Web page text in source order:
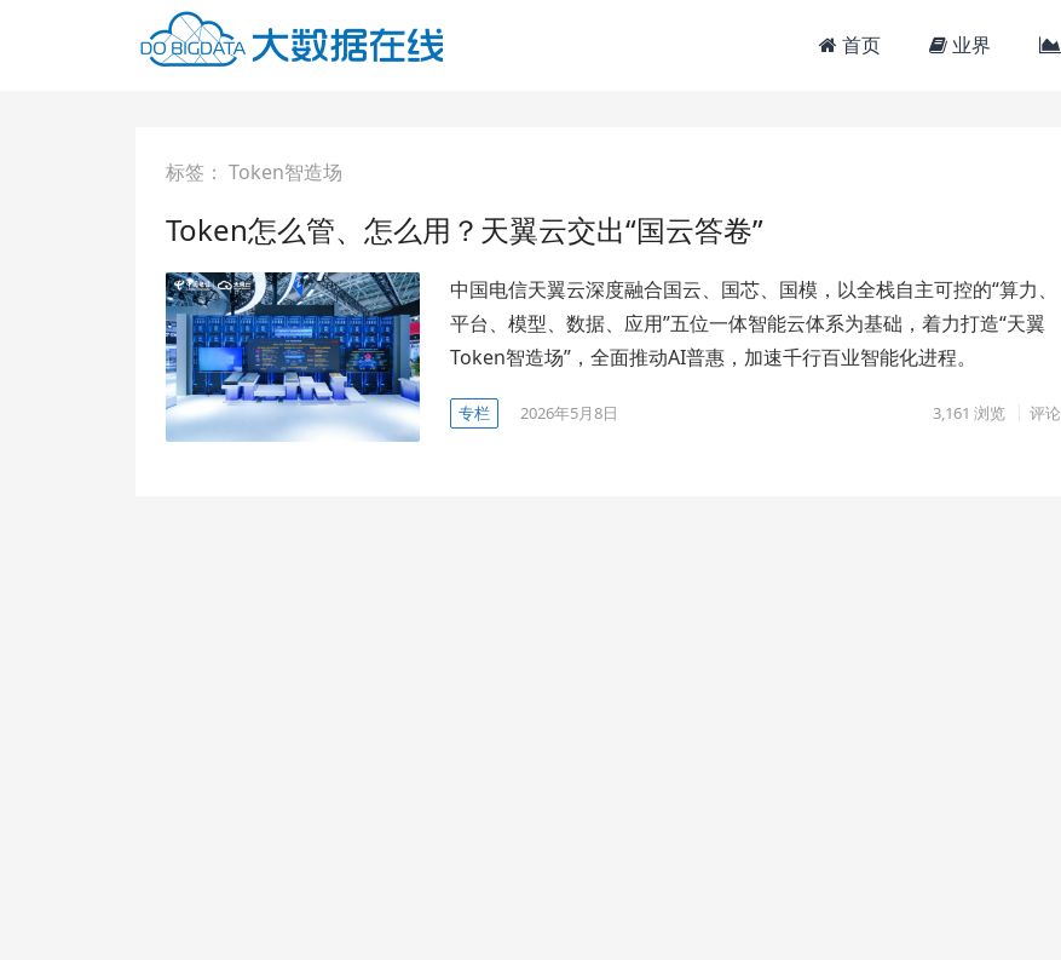
首页 业界
标签： Token智造场
Token怎么管、怎么用？天翼云交出“国云答卷”
中国电信天翼云深度融合国云、国芯、国模，以全栈自主可控的“算力、
平台、模型、数据、应用”五位一体智能云体系为基础，着力打造“天翼
Token智造场”，全面推动AI普惠，加速千行百业智能化进程。
专栏 2026年5月8日 3,161 浏览 评论